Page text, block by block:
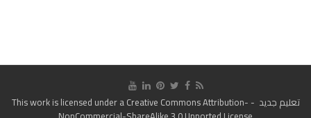
تعليم جديد - This work is licensed under a
Creative Commons Attribution-